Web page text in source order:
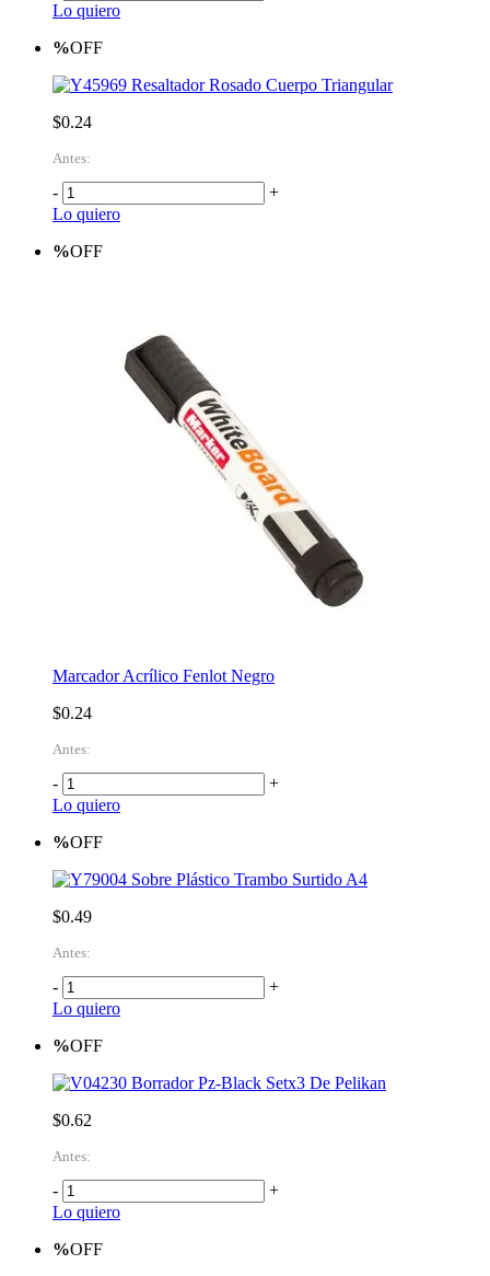
Lo quiero
%OFF
Resaltador Rosado Cuerpo Triangular
$0.24
Antes:
-
+
Lo quiero
%OFF
Marcador Acrílico Fenlot Negro
$0.24
Antes:
-
+
Lo quiero
%OFF
Sobre Plástico Trambo Surtido A4
$0.49
Antes:
-
+
Lo quiero
%OFF
Borrador Pz-Black Setx3 De Pelikan
$0.62
Antes:
-
+
Lo quiero
%OFF